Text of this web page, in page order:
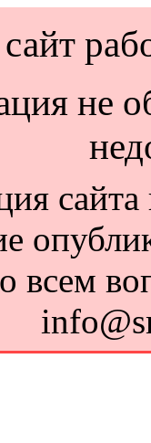
не
сайта
всем